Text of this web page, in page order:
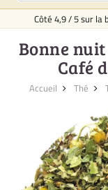
Côté 4,9/5sur la
Bonne
Café
Accueil Thé